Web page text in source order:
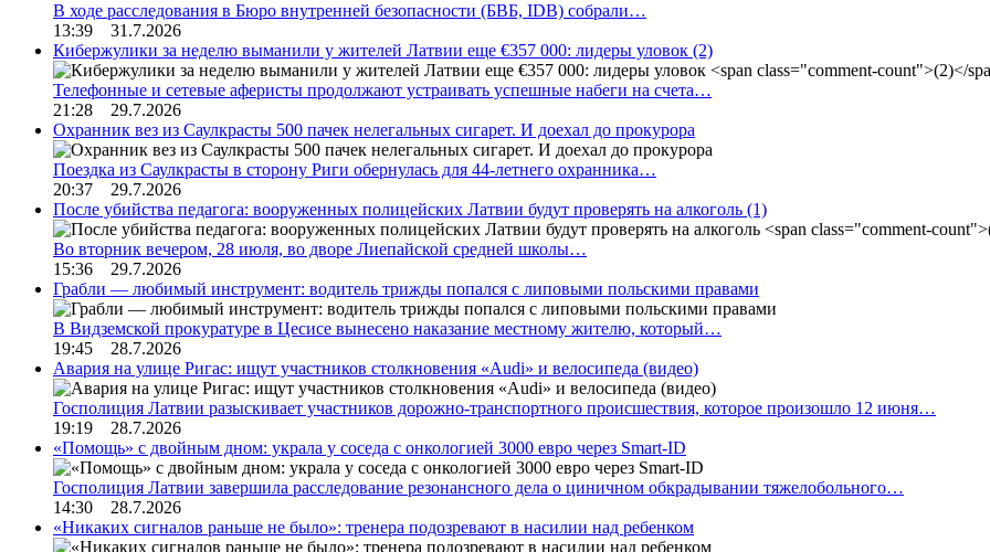
В ходе расследования в Бюро внутренней безопасности (БВБ, IDB) собрали…
13:39 31.7.2026
Кибержулики за неделю выманили у жителей Латвии еще €357 000: лидеры уловок (2)
Телефонные и сетевые аферисты продолжают устраивать успешные набеги на счета…
21:28 29.7.2026
Охранник вез из Саулкрасты 500 пачек нелегальных сигарет. И доехал до прокурора
Поездка из Саулкрасты в сторону Риги обернулась для 44-летнего охранника…
20:37 29.7.2026
После убийства педагога: вооруженных полицейских Латвии будут проверять на алкоголь (1)
Во вторник вечером, 28 июля, во дворе Лиепайской средней школы…
15:36 29.7.2026
Грабли — любимый инструмент: водитель трижды попался с липовыми польскими правами
В Видземской прокуратуре в Цесисе вынесено наказание местному жителю, который…
19:45 28.7.2026
Авария на улице Ригас: ищут участников столкновения «Audi» и велосипеда (видео)
Госполиция Латвии разыскивает участников дорожно-транспортного происшествия, которое произошло 12 июня…
19:19 28.7.2026
«Помощь» с двойным дном: украла у соседа с онкологией 3000 евро через Smart-ID
Госполиция Латвии завершила расследование резонансного дела о циничном обкрадывании тяжелобольного…
14:30 28.7.2026
«Никаких сигналов раньше не было»: тренера подозревают в насилии над ребенком